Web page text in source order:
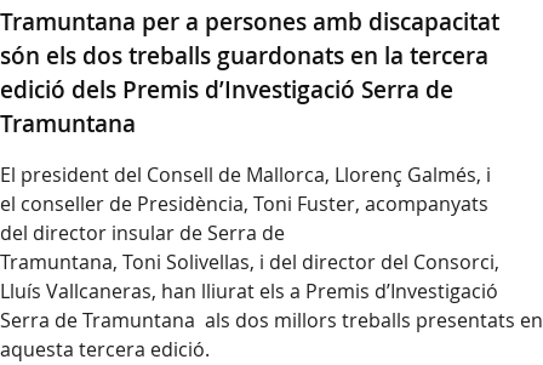
Tramuntana per a persones amb discapacitat
són els dos treballs guardonats en la tercera
edició dels Premis d’Investigació Serra de
Tramuntana
El president del Consell de Mallorca, Llorenç Galmés, i
el conseller de Presidència, Toni Fuster, acompanyats
del director insular de Serra de
Tramuntana, Toni Solivellas, i del director del Consorci,
Lluís Vallcaneras, han lliurat els a Premis d’Investigació
Serra de Tramuntana als dos millors treballs presentats en
aquesta tercera edició.